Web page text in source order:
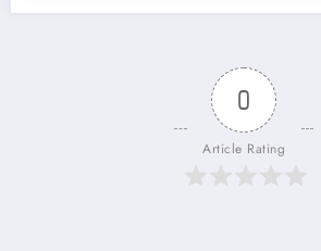
0
Article Rating